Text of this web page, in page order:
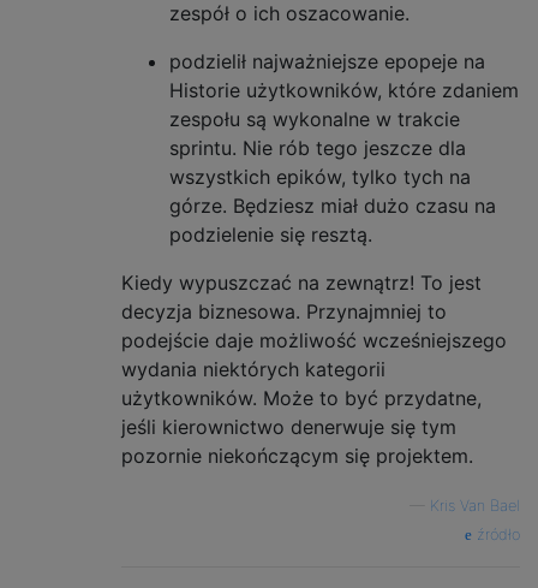
zespół o ich oszacowanie.
podzielił najważniejsze epopeje na
Historie użytkowników, które zdaniem
zespołu są wykonalne w trakcie
sprintu. Nie rób tego jeszcze dla
wszystkich epików, tylko tych na
górze. Będziesz miał dużo czasu na
podzielenie się resztą.
Kiedy wypuszczać na zewnątrz! To jest
decyzja biznesowa. Przynajmniej to
podejście daje możliwość wcześniejszego
wydania niektórych kategorii
użytkowników. Może to być przydatne,
jeśli kierownictwo denerwuje się tym
pozornie niekończącym się projektem.
Kris Van Bael
źródło